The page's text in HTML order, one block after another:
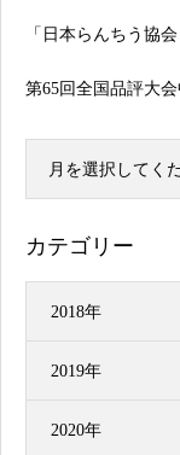
「日本らんちう協
第65回全国品評大
月を選択してく
カテゴリー
2018年
2019年
2020年